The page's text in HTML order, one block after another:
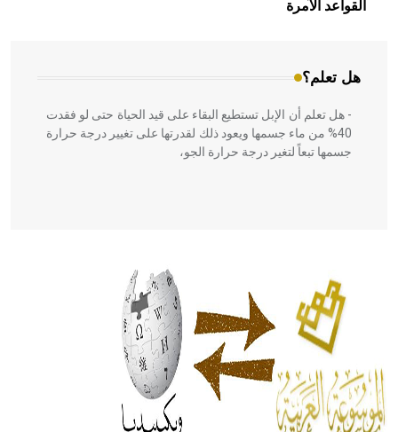
القواعد الآمرة
هل تعلم؟
المعمار على بناء مداميكه وخاصة في الواجهات
- هل تعلم أن الإبل تستطيع البقاء على قيد الحياة حتى لو فقدت
40% من ماء جسمها ويعود ذلك لقدرتها على تغيير درجة حرارة
جسمها تبعاً لتغير درجة حرارة الجو،
الحكم، الأدلة، تنظيم التغذية، ورسالته في جروح الرأس. ويعود
له الفضل بأنه حرر الطب من الدين والفلسفة.
- هل تعلم أن المرجان إفراز حيواني يتكون في البحر ويتركب
من مادة كربونات الكلسيوم، وهو أحمر أو شديد الحمرة وهو
أجود أنواعه، ويمتاز بكبر الحجم ويسمى الش